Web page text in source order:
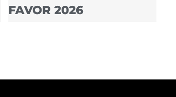
FAVOR 2026